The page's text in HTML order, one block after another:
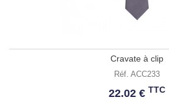
Cravate à clip
Réf. ACC233
22.02 € TTC